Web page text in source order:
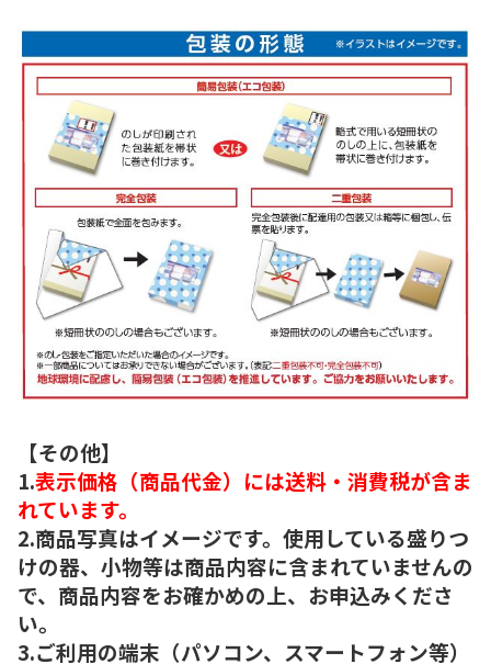
【その他】
1.表示価格（商品代金）には送料・消費税が含ま
れています。
2.商品写真はイメージです。使用している盛りつ
けの器、小物等は商品内容に含まれていませんの
で、商品内容をお確かめの上、お申込みくださ
い。
3.ご利用の端末（パソコン、スマートフォン等）